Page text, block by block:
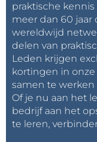
praktische
meer dan 60
wereldwijd
delen van
Leden krijgen
kortingen in
samen te
Of je nu aan het
bedrijf aan het
te leren,